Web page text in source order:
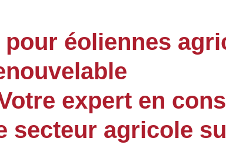
éoliennes
expert en
secteur agricole